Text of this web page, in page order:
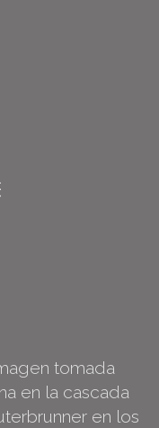
tomada
en la cascada
en los